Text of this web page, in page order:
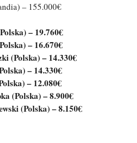
– 155.000€
– 19.760€
– 16.670€
(Polska) – 14.330€
– 14.330€
– 12.080€
(Polska) – 8.900€
(Polska) – 8.150€